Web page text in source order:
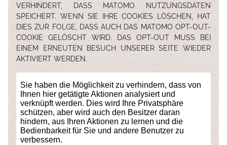
VERHINDERT, DASS MATOMO NUTZUNGSDATEN
SPEICHERT. WENN SIE IHRE COOKIES LÖSCHEN, HAT
DIES ZUR FOLGE, DASS AUCH DAS MATOMO OPT-OUT-
COOKIE GELÖSCHT WIRD. DAS OPT-OUT MUSS BEI
EINEM ERNEUTEN BESUCH UNSERER SEITE WIEDER
AKTIVIERT WERDEN.